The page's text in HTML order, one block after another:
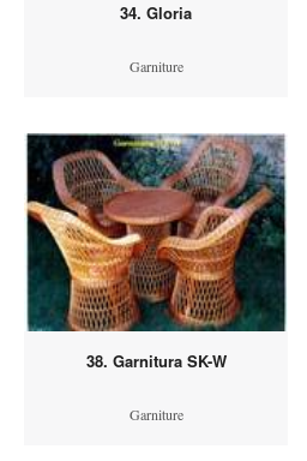
34. Gloria
Garniture
38. Garnitura SK-W
Garniture